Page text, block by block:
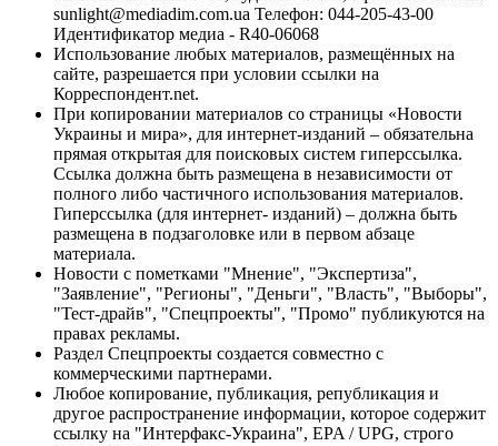
sunlight@mediadim.com.ua Телефон: 044-205-43-00
Идентификатор медиа - R40-06068
Использование любых материалов, размещённых на
сайте, разрешается при условии ссылки на
Корреспондент.net.
При копировании материалов со страницы «Новости
Украины и мира», для интернет-изданий – обязательна
прямая открытая для поисковых систем гиперссылка.
Ссылка должна быть размещена в независимости от
полного либо частичного использования материалов.
Гиперссылка (для интернет- изданий) – должна быть
размещена в подзаголовке или в первом абзаце
материала.
Новости с пометками "Мнение", "Экспертиза",
"Заявление", "Регионы", "Деньги", "Власть", "Выборы",
"Тест-драйв", "Спецпроекты", "Промо" публикуются на
правах рекламы.
Раздел Спецпроекты создается совместно с
коммерческими партнерами.
Любое копирование, публикация, републикация и
другое распространение информации, которое содержит
ссылку на "Интерфакс-Украина", EPA / UPG, строго